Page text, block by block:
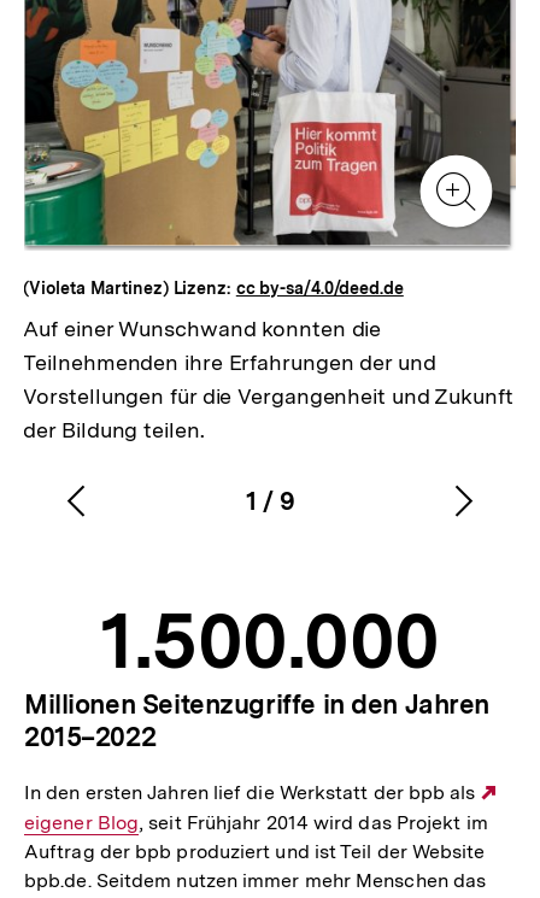
Zur
Zur
Zur
Galerieansicht
(Violeta Martinez) Lizenz: cc by-sa/4.0/deed.de
Auf einer Wunschwand konnten die
Teilnehmenden ihre Erfahrungen der und
Vorstellungen für die Vergangenheit und Zukunft
der Bildung teilen.
Karussellinhalt
1
von
/ 9
Vorherigen
1.500.000
Millionen Seitenzugriffe in den Jahren
2015–2022
In den ersten Jahren lief die Werkstatt der bpb als
eigener Blog, seit Frühjahr 2014 wird das Projekt im
Auftrag der bpb produziert und ist Teil der Website
bpb.de. Seitdem nutzen immer mehr Menschen das